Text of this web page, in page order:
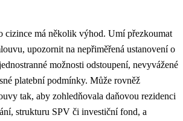
cizince má několik výhod. Umí přezkoumat
upozornit na nepřiměřená ustanovení o
možnosti odstoupení, nevyvážené
platební podmínky. Může rovněž
tak, aby zohledňovala daňovou rezidenci
strukturu SPV či investiční fond, a